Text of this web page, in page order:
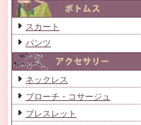
スカート
パンツ
ネックレス
ブローチ・コサージュ
ブレスレット